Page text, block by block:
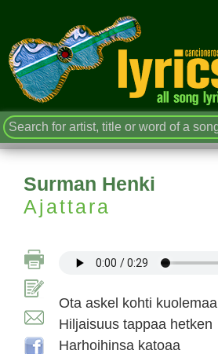
Surman Henki
Ajattara
Ota askel kohti kuolemaa
Hiljaisuus tappaa hetken
Harhoihinsa katoaa